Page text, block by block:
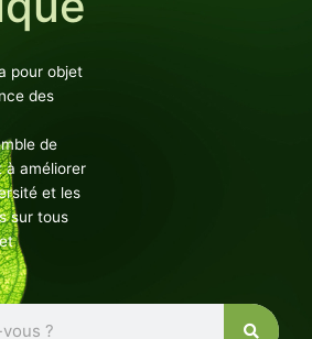
pour objet
des
de
à améliorer
et les
sur tous